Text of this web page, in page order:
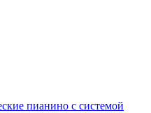
пианино с системой